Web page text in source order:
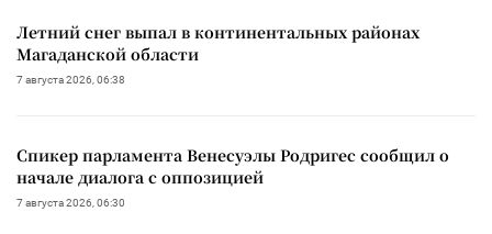
Летний снег выпал в континентальных районах
Магаданской области
7 августа 2026, 06:38
Спикер парламента Венесуэлы Родригес сообщил о
начале диалога с оппозицией
7 августа 2026, 06:30